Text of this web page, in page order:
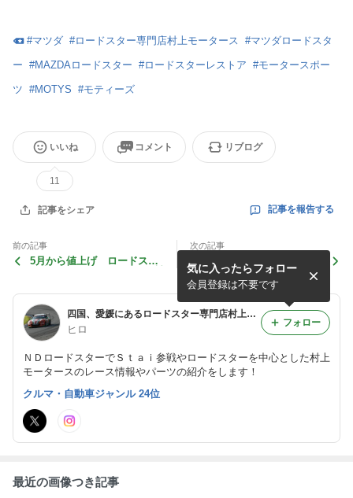
#マツダ #ロードスター専門店村上モータース #マツダロードスタ
ー #MAZDAロードスター #ロードスターレストア #モータースポー
ツ #MOTYS #モティーズ
いいね
11
コメント リブログ
記事をシェア 記事を報告する
前の記事
5月から値上げ ロードスタ
次の記事
納車待ち ９９０Ｓ新車
四国、愛媛にあるロードスター専門店村上モータースのスーパー耐久参戦日記 NDロードスター 愛媛 四国
ヒロ
ＮＤロードスターでＳｔａｉ参戦やロードスターを中心とした村上
モータースのレース情報やパーツの紹介をします！
気に入ったらフォロー
会員登録は不要です
フォロー
クルマ・自動車ジャンル 24位
最近の画像つき記事